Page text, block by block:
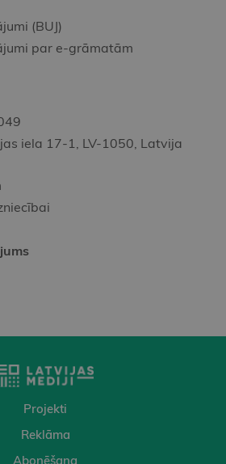
(BUJ)
par e-grāmatām
iela 17-1, LV-1050, Latvija
Projekti
Reklāma
Abonēšana